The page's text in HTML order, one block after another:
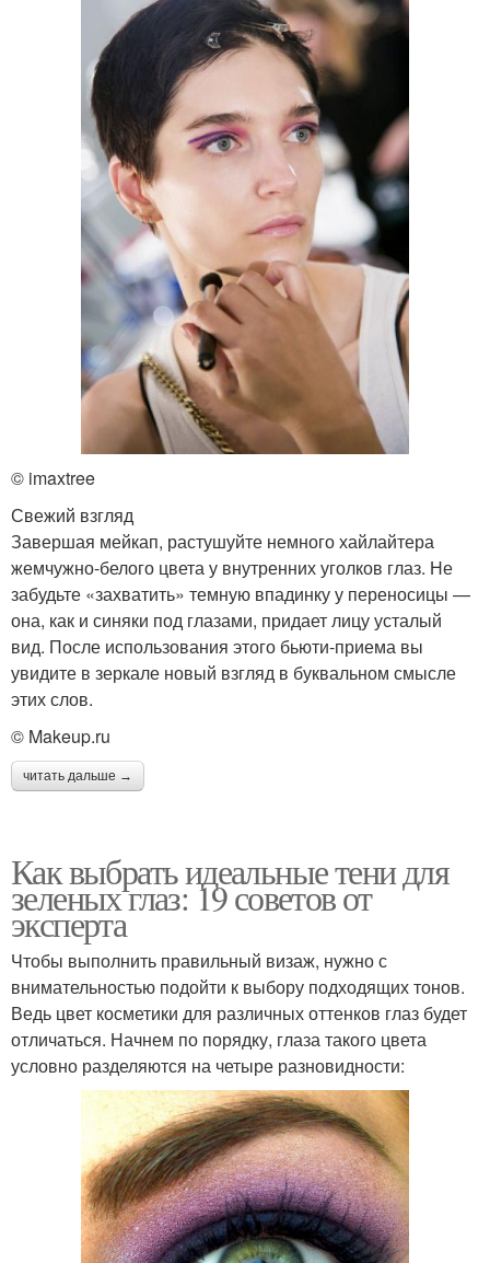
© imaxtree
Свежий взгляд
Завершая мейкап, растушуйте немного хайлайтера
жемчужно-белого цвета у внутренних уголков глаз. Не
забудьте «захватить» темную впадинку у переносицы —
она, как и синяки под глазами, придает лицу усталый
вид. После использования этого бьюти-приема вы
увидите в зеркале новый взгляд в буквальном смысле
этих слов.
© Makeup.ru
читать дальше →
Как выбрать идеальные тени для
зеленых глаз: 19 советов от
эксперта
Чтобы выполнить правильный визаж, нужно с
внимательностью подойти к выбору подходящих тонов.
Ведь цвет косметики для различных оттенков глаз будет
отличаться. Начнем по порядку, глаза такого цвета
условно разделяются на четыре разновидности: